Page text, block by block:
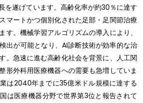
を遂げています。高齢化率が約30％に達す
マートかつ個別化された足部・足関節治療
す。機械学習アルゴリズムの導入により、
出が可能となり、AI診断技術が効率的な治
。急速に進む高齢化社会を背景に、人工関
形外科用医療機器への需要も急増していま
は2040年までに35億米ドル規模に達する
は医療機器分野で世界第3位と報告されて